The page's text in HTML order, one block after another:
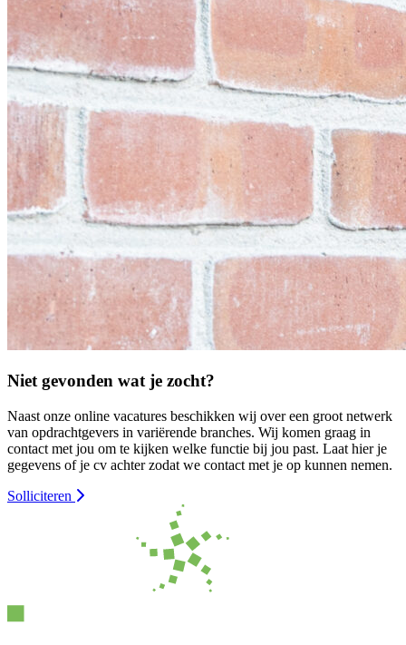
Niet gevonden wat je zocht?
Naast onze online vacatures beschikken wij over een groot netwerk
van opdrachtgevers in variërende branches. Wij komen graag in
contact met jou om te kijken welke functie bij jou past. Laat hier je
gegevens of je cv achter zodat we contact met je op kunnen nemen.
Solliciteren